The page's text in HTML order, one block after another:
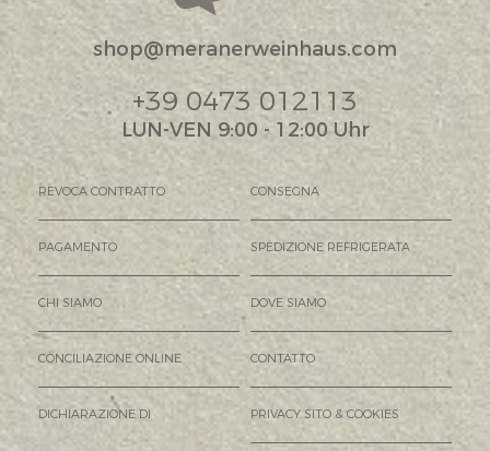
shop@meranerweinhaus.com
+39 0473 012113
LUN-VEN 9:00 - 12:00 Uhr
REVOCA CONTRATTO CONSEGNA
PAGAMENTO SPEDIZIONE REFRIGERATA
CHI SIAMO DOVE SIAMO
CONCILIAZIONE ONLINE CONTATTO
DICHIARAZIONE DI PRIVACY SITO & COOKIES